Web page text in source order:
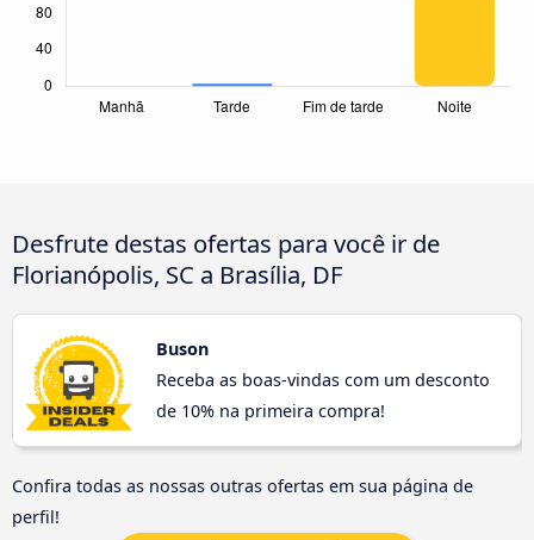
Desfrute destas ofertas para você ir de
Florianópolis, SC a Brasília, DF
Buson
Receba as boas-vindas com um desconto
de 10% na primeira compra!
Confira todas as nossas outras ofertas em sua página de
perfil!